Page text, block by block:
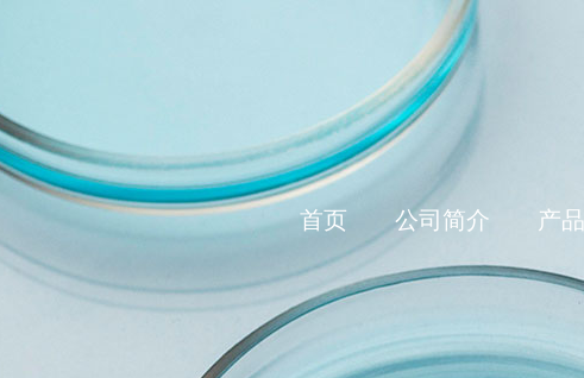
首页 公司简介 产